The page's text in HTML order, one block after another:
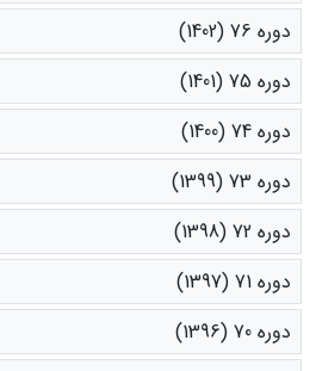
دوره 76 (1402)
دوره 75 (1401)
دوره 74 (1400)
دوره 73 (1399)
دوره 72 (1398)
دوره 71 (1397)
دوره 70 (1396)